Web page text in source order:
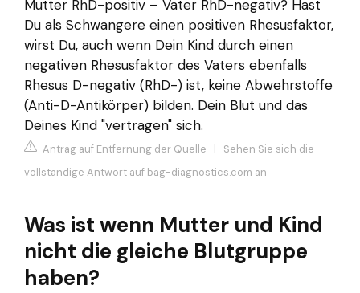
Mutter RhD-positiv – Vater RhD-negativ? Hast
Du als Schwangere einen positiven Rhesusfaktor,
wirst Du, auch wenn Dein Kind durch einen
negativen Rhesusfaktor des Vaters ebenfalls
Rhesus D-negativ (RhD-) ist, keine Abwehrstoffe
(Anti-D-Antikörper) bilden. Dein Blut und das
Deines Kind "vertragen" sich.
Antrag auf Entfernung der Quelle | Sehen Sie sich die
vollständige Antwort auf bag-diagnostics.com an
Was ist wenn Mutter und Kind
nicht die gleiche Blutgruppe
haben?